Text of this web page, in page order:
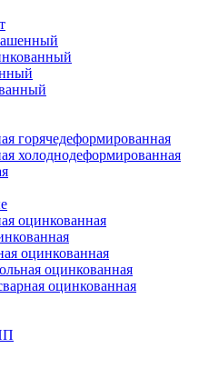
горячедеформированная
холоднодеформированная
оцинкованная
оцинкованная
оцинкованная
оцинкованная